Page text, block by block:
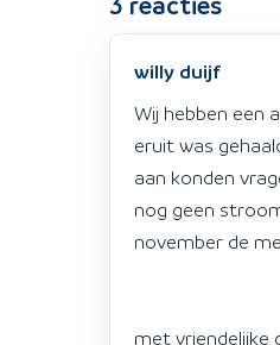
willy duijf
Wij hebben een
eruit was
aan konden
nog geen
november de
met vriendelijke